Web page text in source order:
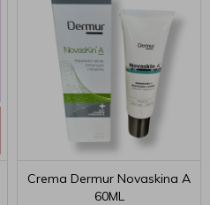
Crema Dermur Novaskina A
60ML